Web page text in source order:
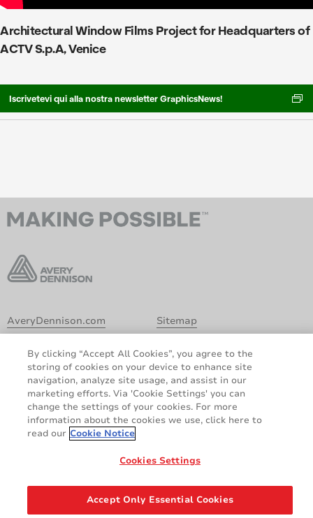
Architectural Window Films Project for Headquarters of
ACTV S.p.A, Venice
Iscrivetevi qui alla nostra newsletter GraphicsNews!
AveryDennison.com
Sitemap
Chi siamo
Informative legali e sulla
privacy
Politica relativa ai Cookie
Clausola di esclusione di
responsabilità
Dichiarazione GDPR
By clicking “Accept All Cookies”, you agree to the
storing of cookies on your device to enhance site
navigation, analyze site usage, and assist in our
marketing efforts. Via 'Cookie Settings' you can
change the settings of your cookies. For more
information about the cookies we use, click here to
read our Cookie Notice
Cookies Settings
Accept Only Essential Cookies